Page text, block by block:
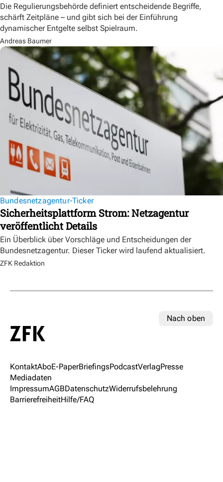
Die Regulierungsbehörde definiert entscheidende Begriffe,
schärft Zeitpläne – und gibt sich bei der Einführung
dynamischer Entgelte selbst Spielraum.
Andreas Baumer
Bundesnetzagentur-Ticker
Sicherheitsplattform Strom: Netzagentur
veröffentlicht Details
Ein Überblick über Vorschläge und Entscheidungen der
Bundesnetzagentur. Dieser Ticker wird laufend aktualisiert.
ZFK Redaktion
Nach oben
KontaktAboE-PaperBriefingsPodcastVerlagPresse
Mediadaten
ImpressumAGBDatenschutzWiderrufsbelehrung
BarrierefreiheitHilfe/FAQ